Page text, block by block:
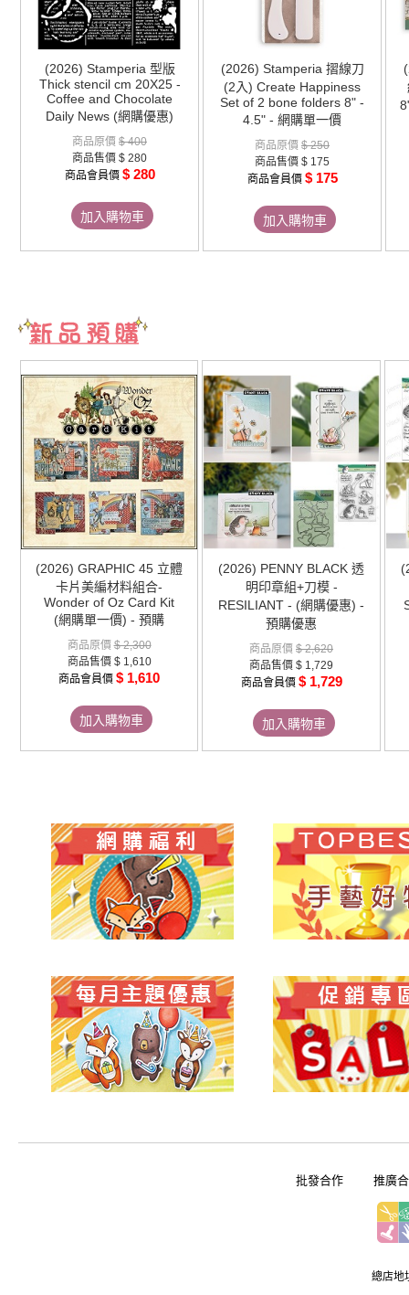
(2026) Stamperia 型版
Thick stencil cm 20X25 -
Coffee and Chocolate
Daily News (網購優惠)
商品原價 $ 400
商品售價 $ 280
商品會員價 $ 280
加入購物車
(2026) Stamperia 摺線刀
(2入) Create Happiness
Set of 2 bone folders 8" -
4.5" - 網購單一價
商品原價 $ 250
商品售價 $ 175
商品會員價 $ 175
加入購物車
(2026) GRAPHIC 45 立體
卡片美編材料組合-
Wonder of Oz Card Kit
(網購單一價) - 預購
商品原價$ 2,300
商品售價 $ 1,610
商品會員價 $ 1,610
加入購物車
(2026) PENNY BLACK 透
明印章組+刀模 -
RESILIANT - (網購優惠) -
預購優惠
商品原價 $ 2,620
商品售價 $ 1,729
商品會員價 $ 1,729
加入購物車
批發合作 推廣
總店地